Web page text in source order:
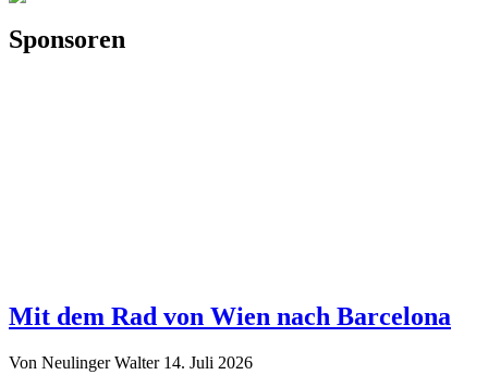
Sponsoren
Mit dem Rad von Wien nach Barcelona
Von Neulinger Walter 14. Juli 2026